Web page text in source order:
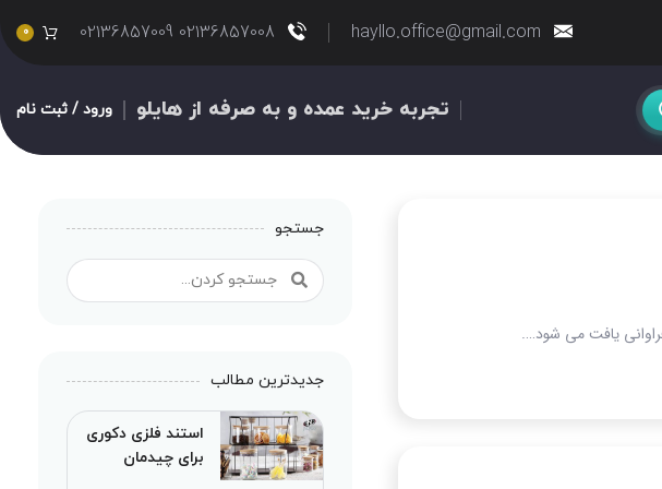
hayllo.office@gmail.com
02136857008 02136857009
0
تجربه خرید عمده و به صرفه از هایلو ورود / ثبت نام
یافت می شود….
جستجو
جدیدترین مطالب
استند فلزی دکوری
برای چیدمان